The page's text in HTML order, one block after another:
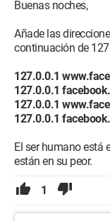
gracias
Configuración:
chrome
Buenas noches,
Añade las
continuación de
127.0.0.1
127.0.0.1
127.0.0.1
127.0.0.1
El ser humano está
están en su peor.
1